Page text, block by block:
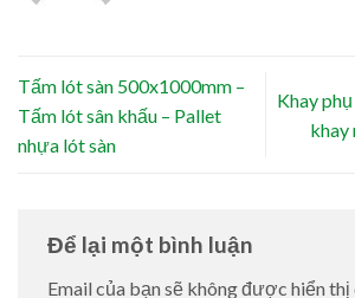
Tấm lót sàn 500x1000mm –
Tấm lót sân khấu – Pallet
nhựa lót sàn
Khay
khay
Để lại một bình luận
Email của bạn sẽ không được hiển thị